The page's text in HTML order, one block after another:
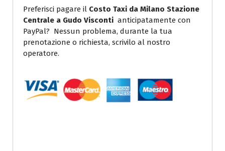
Preferisci pagare il Costo Taxi da Milano Stazione
Centrale a Gudo Visconti anticipatamente con
PayPal? Nessun problema, durante la tua
prenotazione o richiesta, scrivilo al nostro
operatore.